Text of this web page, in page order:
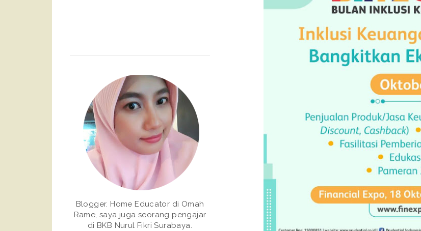
Blogger. Home Educator di Omah
Rame, saya juga seorang pengajar
di BKB Nurul Fikri Surabaya.